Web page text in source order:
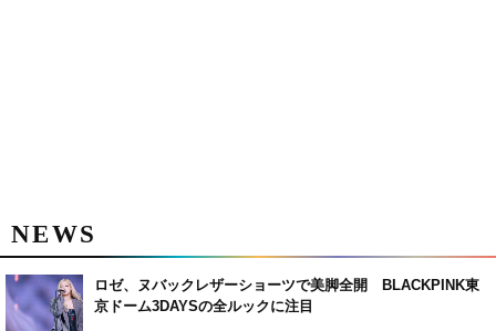
NEWS
ロゼ、ヌバックレザーショーツで美脚全開 BLACKPINK東
京ドーム3DAYSの全ルックに注目